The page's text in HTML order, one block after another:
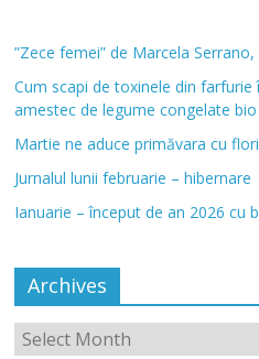
”Zece femei” de Marcela
Cum scapi de toxinele din farfurie
amestec de legume congelate
Martie ne aduce primăvara cu flori
Jurnalul lunii februarie – hibernare
Ianuarie – început de an 2026 cu
Archives